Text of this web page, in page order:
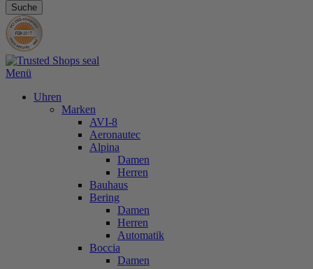
Suche
Menü
Uhren
Marken
AVI-8
Aeronautec
Alpina
Damen
Herren
Bauhaus
Bering
Damen
Herren
Automatik
Boccia
Damen